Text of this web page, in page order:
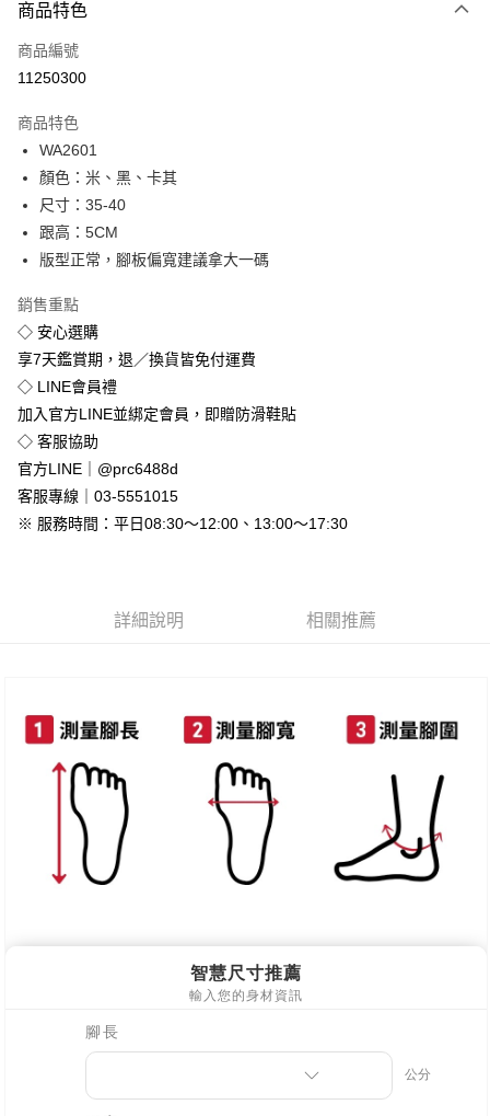
信用卡一次付款
超商取貨付款
Apple Pay
街口支付
悠遊付
Google Pay
全盈+PAY
運送方式
全家付款取貨
免運費
付款後全家取貨
免運費
7-11付款取貨
離島郵局配送
每筆NT$90，滿NT$999(含以上)免運費
【宇迅國際】限一般住址，不支援智能櫃 查看運費
商品特色
商品編號
11250300
商品特色
WA2601
顏色：米、黑、卡其
尺寸：35-40
跟高：5CM
版型正常，腳板偏寬建議拿大一碼
銷售重點
◇ 安心選購
享7天鑑賞期，退／換貨皆免付運費
◇ LINE會員禮
加入官方LINE並綁定會員，即贈防滑鞋貼
◇ 客服協助
官方LINE｜@prc6488d
客服專線｜03-5551015
※ 服務時間：平日08:30～12:00、13:00～17:30
詳細說明 相關推薦